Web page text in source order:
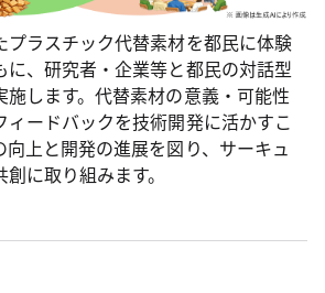
プラスチック代替素材を都民に体験
に、研究者・企業等と都民の対話型
施します。代替素材の意義・可能性
ィードバックを技術開発に活かすこ
向上と開発の進展を図り、サーキュ
に取り組みます。